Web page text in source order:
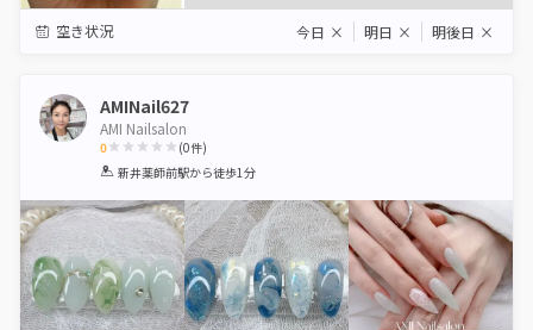
空き状況 今日 × 明日 × 明後日 ×
AMINail627
AMI Nailsalon
0
1 2 3 4 5
(0件)
新井薬師前駅から徒歩1分